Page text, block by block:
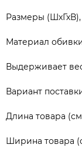
Размеры
Материал
Выдерживает
Вариант
Длина товара
Ширина товара